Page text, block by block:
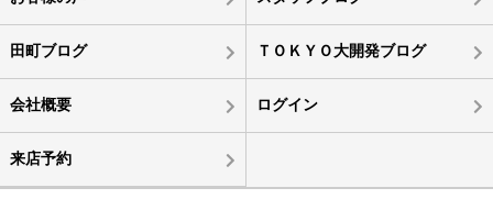
田町ブログ ＴＯＫＹＯ大開発ブログ
会社概要 ログイン
来店予約